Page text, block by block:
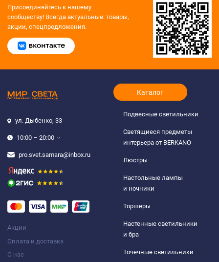
Присоединяйтесь к нашему
сообществу! Всегда актуальные: товары,
акции, спецпредложения.
ул. Дыбенко, 33
10:00 – 20:00
pro.svet.samara@inbox.ru
Акции
Оплата и доставка
О нас
Каталог
Подвесные светильники
Светящиеся предметы
интерьера от BERKANO
Люстры
Настольные лампы
и ночники
Торшеры
Настенные светильники
и бра
Точечные светильники